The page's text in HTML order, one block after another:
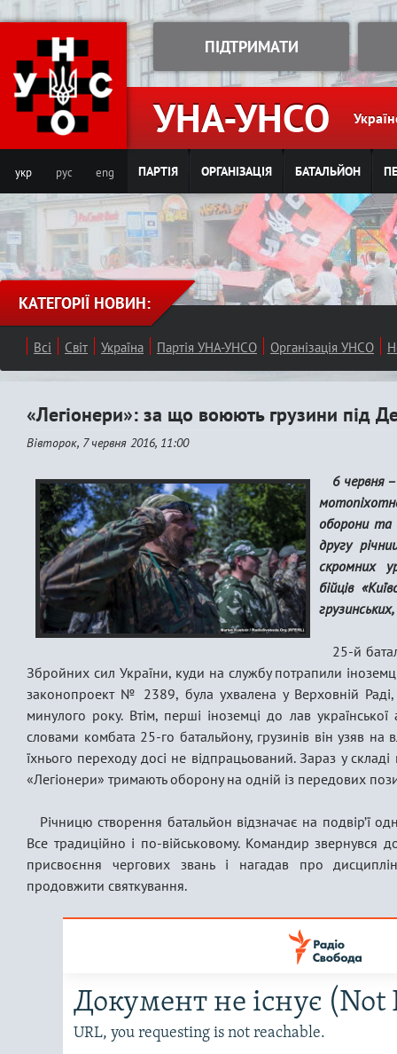
Jump to navigation
УНА-УНСО
ПІДТРИМАТИ
укр рус eng ПАРТІЯ ОРГАНІЗАЦІЯ БАТАЛЬЙОН
КАТЕГОРІЇ НОВИН:
Всі Світ Україна Партія УНА-УНСО Організація УНСО
«Легіонери»: за що воюють грузини під
Вівторок, 7 червня 2016, 11:00
6 червня
оборони та
другу
скромних
бійців
грузинських,
25-й
Збройних сил України, куди на службу потрапили
законопроект № 2389, була ухвалена у Верховній
минулого року. Втім, перші іноземці до лав
словами комбата 25-го батальйону, грузинів він узяв на
їхнього переходу досі не відпрацьований. Зараз у складі
«Легіонери» тримають оборону на одній із передових
Річницю створення батальйон відзначає на подвір’ї
Все традиційно і по-військовому. Командир звернувся
присвоєння чергових звань і нагадав про
продовжити святкування.